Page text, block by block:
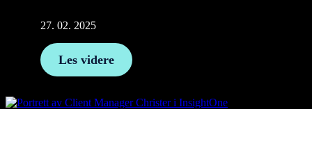
27. 02. 2025
Les videre